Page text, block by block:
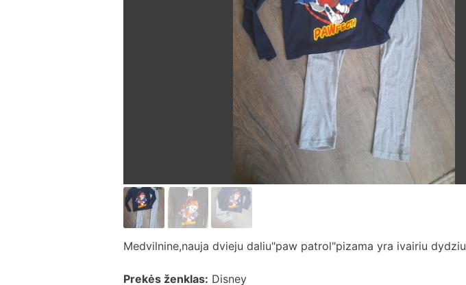
Medvilnine,nauja dvieju daliu"paw patrol"pizama yra ivairiu dydziu
Prekės ženklas: Disney